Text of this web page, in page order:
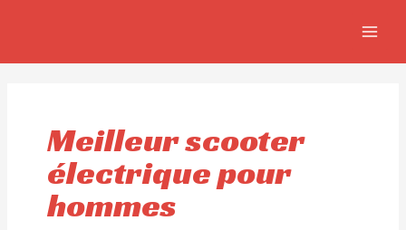
Meilleur scooter
électrique pour
hommes